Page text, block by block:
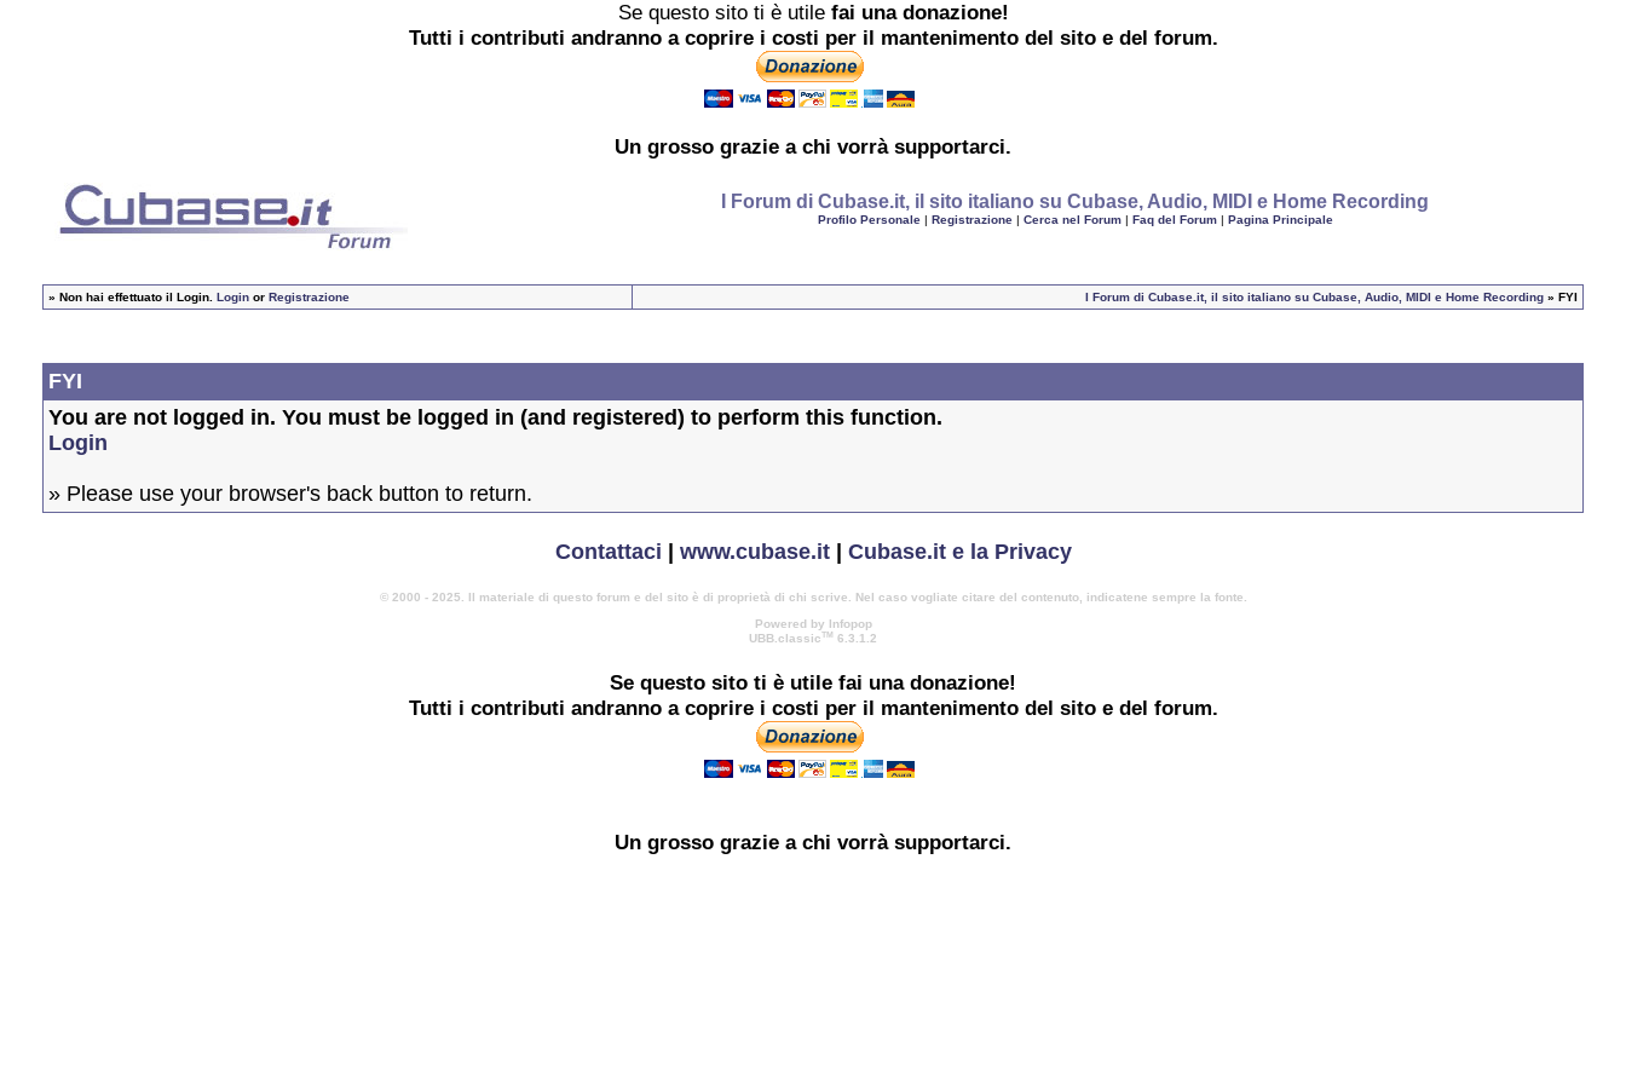
Se questo sito ti è utile fai una donazione!
Tutti i contributi andranno a coprire i costi per il mantenimento del sito e del forum.
Un grosso grazie a chi vorrà supportarci.
I Forum di Cubase.it, il sito italiano su Cubase, Audio, MIDI e Home Recording
Profilo Personale| Registrazione| Cerca nel Forum| Faq del Forum| Pagina Principale
» Non hai effettuato il Login. Login or Registrazione I Forum di Cubase.it, il sito italiano su Cubase, Audio, MIDI e Home Recording » FYI
FYI
You are not logged in. You must be logged in (and registered) to perform this function.
Login
» Please use your browser's back button to return.
Contattaci www.cubase.it| Cubase.it e la Privacy
© 2000 - 2025. Il materiale di questo forum e del sito è di proprietà di chi scrive. Nel caso vogliate citare del contenuto, indicatene sempre la fonte.
Powered by Infopop
UBB.classicTM 6.3.1.2
Se questo sito ti è utile fai una donazione!
Tutti i contributi andranno a coprire i costi per il mantenimento del sito e del forum.
Un grosso grazie a chi vorrà supportarci.